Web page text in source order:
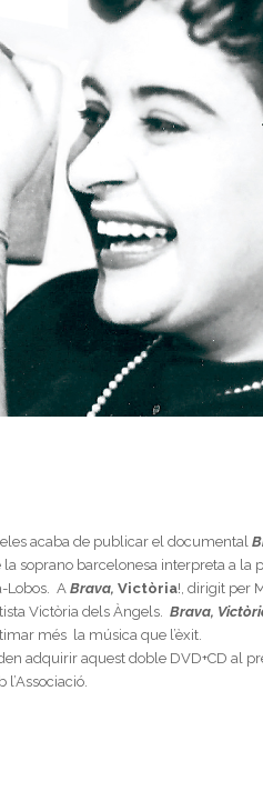
acaba de publicar el documental
soprano barcelonesa interpreta a la
Lobos. ABrava, Victòria!, dirigit per
Victòria dels Àngels.Brava,
més la música que l’èxit.
adquirir aquest doble DVD+CD al